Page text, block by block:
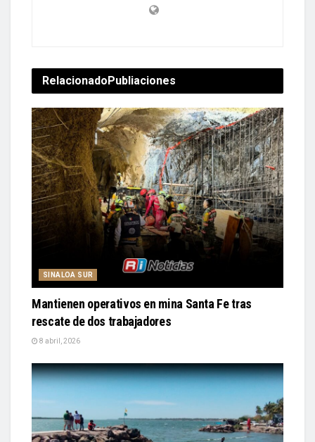
RelacionadoPubliaciones
SINALOA SUR
Mantienen operativos en mina Santa Fe tras
rescate de dos trabajadores
8 abril, 2026